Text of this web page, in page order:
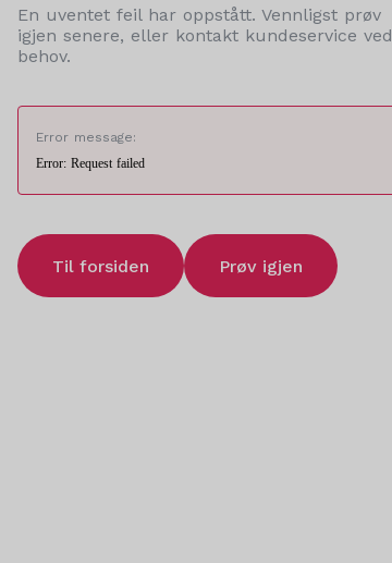
En uventet feil har oppstått. Vennligst prøv
igjen senere, eller kontakt kundeservice ved
behov.
Error message:
Error: Request failed
Til forsiden Prøv igjen